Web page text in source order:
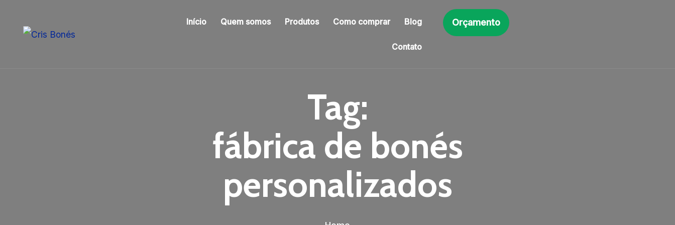
Início Quem somos Produtos Como comprar Blog
Contato
Orçamento
Tag:
fábrica de bonés
personalizados